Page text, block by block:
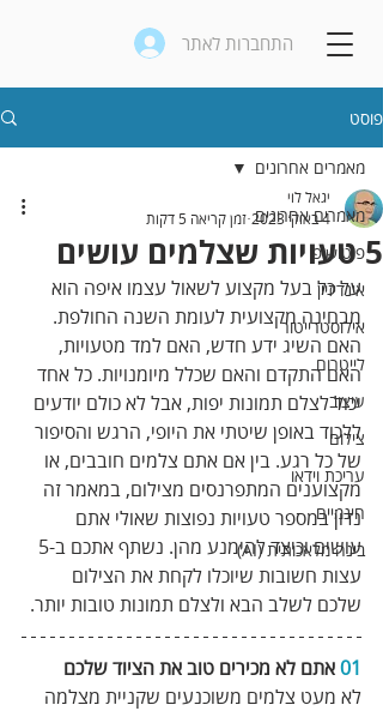
התחברות לאתר
פוסט
מאמרים אחרונים
פוטושופ
אינדיזיין
אילוסטרייטור
לייטרום
עיצוב
צילום
עריכת וידאו
חינמיים
בינה מלאכותית (AI)
מאמרים אחרונים
5 טעויות שצלמים עושים
יגאל לוי
4 באוק׳ 2023
זמן קריאה 5 דקות
על כל בעל מקצוע לשאול עצמו איפה הוא
מבחינה מקצועית לעומת השנה החולפת.
האם השיג ידע חדש, האם למד מטעויות,
האם התקדם והאם שכלל מיומנויות. כל אחד
יכול לצלם תמונות יפות, אבל לא כולם יודעים
ללכוד באופן שיטתי את היופי, הרגש והסיפור
של כל רגע. בין אם אתם צלמים חובבים, או
מקצוענים המתפרנסים מצילום, במאמר זה
נדון במספר טעויות נפוצות שאולי אתם
עצות חשובות שיוכלו לקחת את הצילום
שלכם לשלב הבא ולצלם תמונות טובות יותר.
01 אתם לא מכירים טוב את הציוד שלכם
לא מעט צלמים משוכנעים שקניית מצלמה